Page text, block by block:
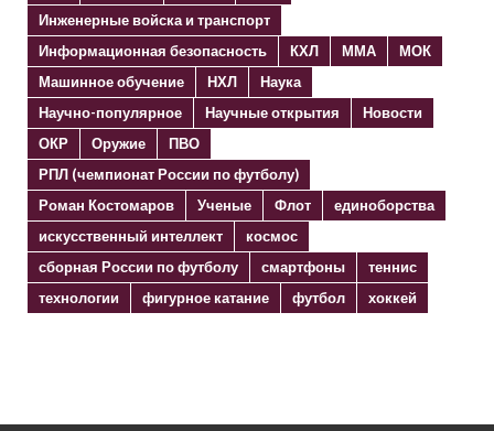
Инженерные войска и транспорт
Информационная безопасность
КХЛ ММА
МОК
Машинное обучение
НХЛ
Наука
Научно-популярное
Научные открытия
Новости
ОКР
Оружие
ПВО
РПЛ (чемпионат России по футболу)
Роман Костомаров
Ученые Флот
единоборства
искусственный интеллект
космос
сборная России по футболу
смартфоны
теннис
технологии
фигурное катание футбол хоккей